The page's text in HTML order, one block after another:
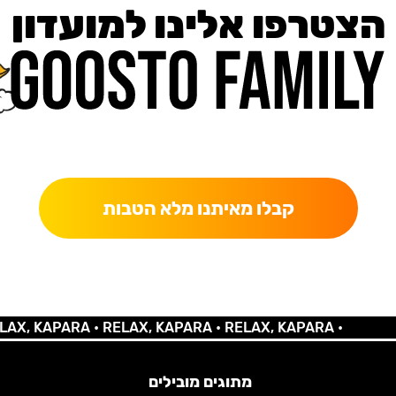
הצטרפו אלינו למועדון
קבלו מאיתנו מלא הטבות
•RELAX, KAPARA •RELAX, KAPARA •
מתוגים מובילים